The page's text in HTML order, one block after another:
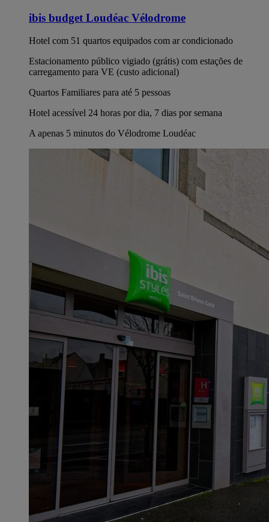
ibis budget Loudéac Vélodrome
Hotel com 51 quartos equipados com ar condicionado
Estacionamento público vigiado (grátis) com estações de
carregamento para VE (custo adicional)
Quartos Familiares para até 5 pessoas
Hotel acessível 24 horas por dia, 7 dias por semana
A apenas 5 minutos do Vélodrome Loudéac